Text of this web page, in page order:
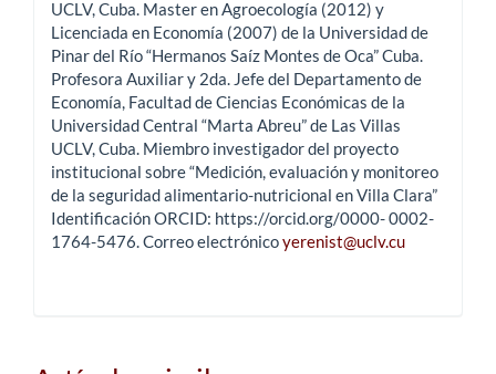
UCLV, Cuba. Master en Agroecología (2012) y
Licenciada en Economía (2007) de la Universidad de
Pinar del Río “Hermanos Saíz Montes de Oca” Cuba.
Profesora Auxiliar y 2da. Jefe del Departamento de
Economía, Facultad de Ciencias Económicas de la
Universidad Central “Marta Abreu” de Las Villas
UCLV, Cuba. Miembro investigador del proyecto
institucional sobre “Medición, evaluación y monitoreo
de la seguridad alimentario-nutricional en Villa Clara”
Identificación ORCID: https://orcid.org/0000- 0002-
1764-5476. Correo electrónicoyerenist@uclv.cu